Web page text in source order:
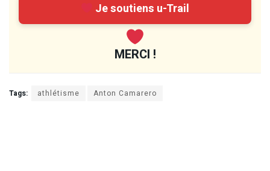
Je soutiens u-Trail
MERCI !
Tags: athlétisme Anton Camarero